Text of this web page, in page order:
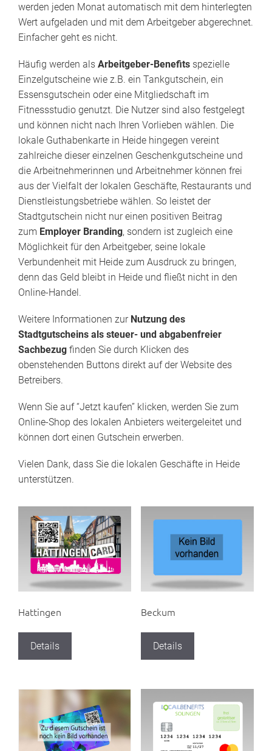
werden jeden Monat automatisch mit dem hinterlegten
Wert aufgeladen und mit dem Arbeitgeber abgerechnet.
Einfacher geht es nicht.
Häufig werden als Arbeitgeber-Benefits spezielle
Einzelgutscheine wie z.B. ein Tankgutschein, ein
Essensgutschein oder eine Mitgliedschaft im
Fitnessstudio genutzt. Die Nutzer sind also festgelegt
und können nicht nach Ihren Vorlieben wählen. Die
lokale Guthabenkarte in Heide hingegen vereint
zahlreiche dieser einzelnen Geschenkgutscheine und
die Arbeitnehmerinnen und Arbeitnehmer können frei
aus der Vielfalt der lokalen Geschäfte, Restaurants und
Dienstleistungsbetriebe wählen. So leistet der
Stadtgutschein nicht nur einen positiven Beitrag
zum Employer Branding, sondern ist zugleich eine
Möglichkeit für den Arbeitgeber, seine lokale
Verbundenheit mit Heide zum Ausdruck zu bringen,
denn das Geld bleibt in Heide und fließt nicht in den
Online-Handel.
Weitere Informationen zur Nutzung des
Stadtgutscheins als steuer- und abgabenfreier
Sachbezug finden Sie durch Klicken des
obenstehenden Buttons direkt auf der Website des
Betreibers.
Wenn Sie auf “Jetzt kaufen” klicken, werden Sie zum
Online-Shop des lokalen Anbieters weitergeleitet und
können dort einen Gutschein erwerben.
Vielen Dank, dass Sie die lokalen Geschäfte in Heide
unterstützen.
Hattingen
Details
Beckum
Details